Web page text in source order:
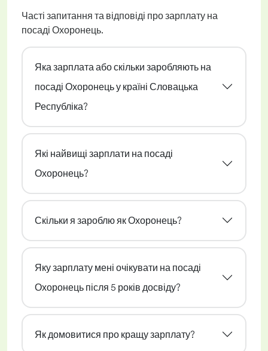
Часті запитання та відповіді про зарплату на
посаді Охоронець.
Яка зарплата або скільки заробляють на
посаді Охоронець у країні Словацька
Республіка?
Які найвищі зарплати на посаді
Охоронець?
Скільки я зароблю як Охоронець?
Яку зарплату мені очікувати на посаді
Охоронець після 5 років досвіду?
Як домовитися про кращу зарплату?